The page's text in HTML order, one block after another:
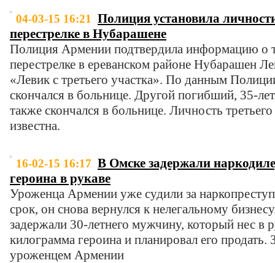
04-03-15 16:21
Полиция установила
перестрелке в Нубарашене
Полиция Армении подтвердила информацию о
перестрелке в ереванском районе Нубарашен
«Левик с третьего участка». По данным
скончался в больнице. Другой погибший, 35-
также скончался в больнице. Личность
известна.
16-02-15 16:17 В Омске задержали
героина в рукаве
Уроженца Армении уже судили за
срок, он снова вернулся к нелегальному
задержали 30-летнего мужчину, который нес в
килограмма героина и планировал его продать.
уроженцем Армении